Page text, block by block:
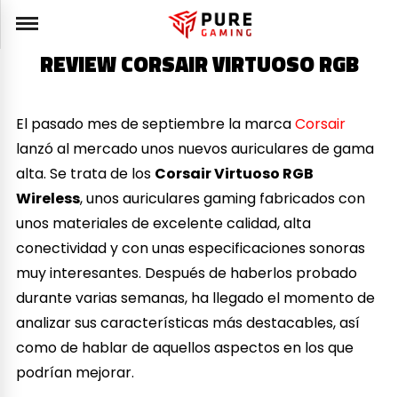
REVIEW CORSAIR VIRTUOSO RGB
El pasado mes de septiembre la marcaCorsair
lanzó al mercado unos nuevos auriculares de gama
alta. Se trata de los Corsair Virtuoso RGB
Wireless, unos auriculares gaming fabricados con
unos materiales de excelente calidad, alta
conectividad y con unas especificaciones sonoras
muy interesantes. Después de haberlos probado
durante varias semanas, ha llegado el momento de
analizar sus características más destacables, así
como de hablar de aquellos aspectos en los que
podrían mejorar.